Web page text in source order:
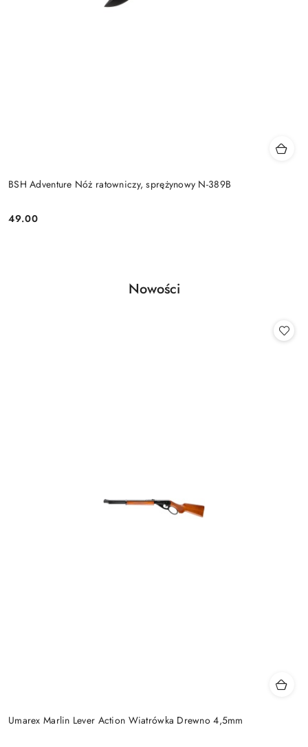
BSH Adventure Nóż ratowniczy, sprężynowy N-389B
Cena:
49.00
Pomiń karuzelę produktów
Produkty
Nowości
Umarex Marlin Lever Action Wiatrówka Drewno 4,5mm